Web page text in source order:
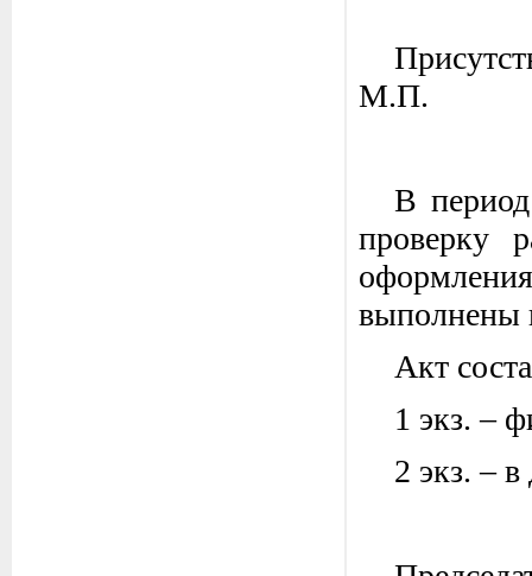
М.П.
В
проверку
выполнены
Акт
1 экз. –
2 экз. – в